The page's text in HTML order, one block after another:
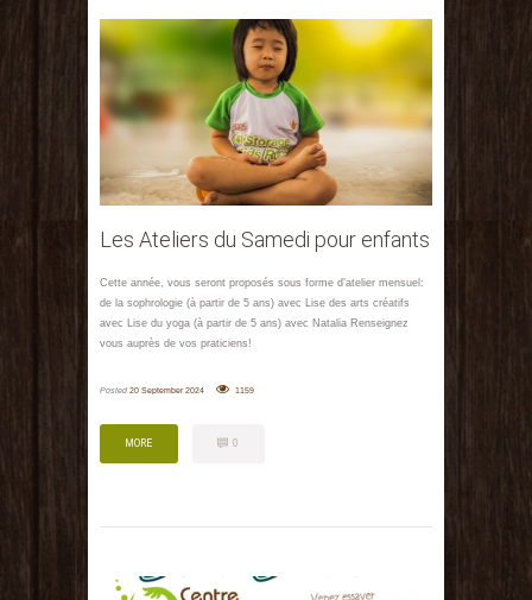
Les Ateliers du Samedi pour enfants
Cette année, vous seront proposés sous forme d’atelier mensuel:
de la sophrologie (à partir de 5 ans) avec Lise des arts créatifs
avec Lise du yoga (à partir de 5 ans) avec Natalia Renseignez
vous auprès de vos praticiens!
Posted 20 September 2024 1159
MORE 0